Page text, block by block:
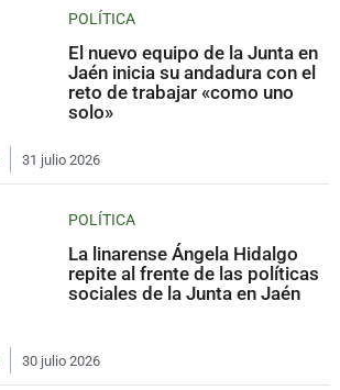
POLÍTICA
El nuevo equipo de la Junta en
Jaén inicia su andadura con el
reto de trabajar «como uno
solo»
31 julio 2026
POLÍTICA
La linarense Ángela Hidalgo
repite al frente de las políticas
sociales de la Junta en Jaén
30 julio 2026